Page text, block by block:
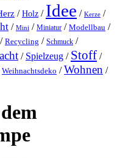
/Holz / Idee / Kerze /
/ Mini / Miniatur / Modellbau /
/ Recycling / Schmuck /
/ Spielzeug / Stoff /
Weihnachtsdeko /Wohnen /